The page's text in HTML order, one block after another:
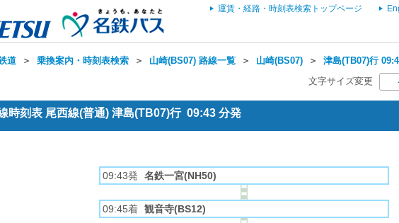
運賃・経路・時刻表検索トップページ
道 ＞ 乗換案内・時刻表検索 ＞ 山崎(BS07) 路線一覧 ＞ 山崎(BS07) ＞ 津島(TB07)行
文字サイズ変更
時刻表 尾西線(普通) 津島(TB07)行 09:43 分発
09:43発 名鉄一宮(NH50)
09:45着 観音寺(BS12)